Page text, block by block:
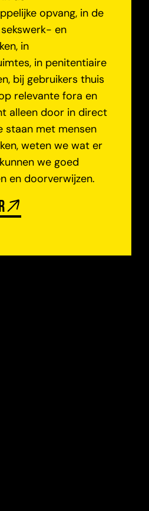
opvang, in de
en
in
in penitentiaire
bij gebruikers thuis
relevante fora en
alleen door in direct
staan met mensen
weten we wat er
we goed
en doorverwijzen.